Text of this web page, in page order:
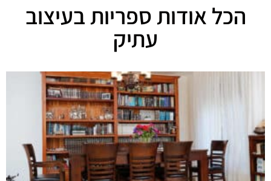
הכל אודות ספריות בעיצוב
עתיק